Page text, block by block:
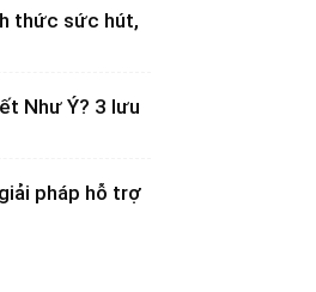
thức sức hút,
Như Ý? 3 lưu
pháp hỗ trợ